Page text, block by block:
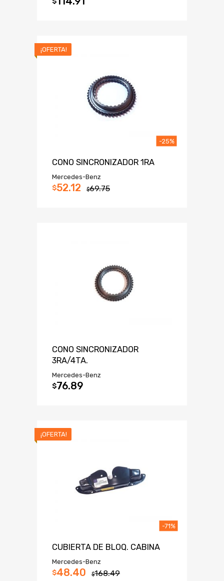
¡OFERTA!
CONO SINCRONIZADOR 1RA
Mercedes-Benz
$69.75
$52.12
-25%
CONO SINCRONIZADOR
3RA/4TA.
Mercedes-Benz
$76.89
¡OFERTA!
CUBIERTA DE BLOQ. CABINA
Mercedes-Benz
$168.49
$48.40
-71%